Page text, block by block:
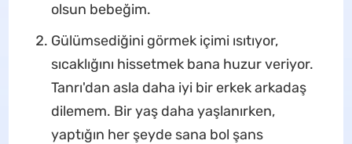
olsun bebeğim.
Gülümsediğini görmek içimi ısıtıyor,
sıcaklığını hissetmek bana huzur veriyor.
Tanrı'dan asla daha iyi bir erkek arkadaş
dilemem. Bir yaş daha yaşlanırken,
yaptığın her şeyde sana bol şans